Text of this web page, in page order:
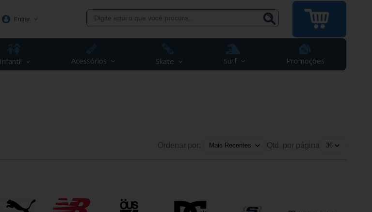
Entrar
Infantil Acessórios Skate Surf Promoções
Ordenar por: Qtd. por página